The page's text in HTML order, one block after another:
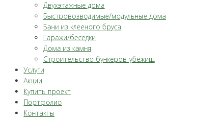
Двухэтажные дома
Быстровозводимые/модульные дома
Бани из клееного бруса
Гаражи/беседки
Дома из камня
Строительство бункеров-убежищ
Услуги
Акции
Купить проект
Портфолио
Контакты